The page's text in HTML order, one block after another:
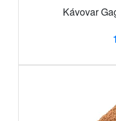
Kávovar